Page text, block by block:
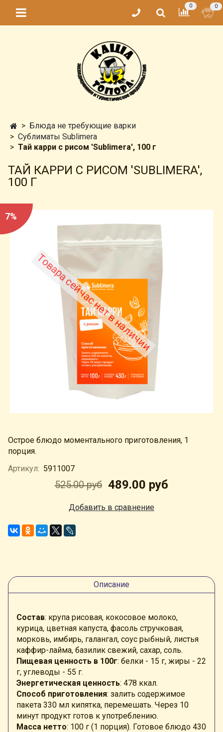
0 0
Блюда не требующие варки
Сублиматы Sublimera
Тай карри с рисом 'Sublimera', 100 г
ТАЙ КАРРИ С РИСОМ 'SUBLIMERA',
100 Г
7%
Товара сейчас нет в наличии
Острое блюдо моментального приготовления, 1
порция.
Артикул: 5911007
525.00 руб 489.00 руб
Добавить в сравнение
Описание
Состав: крупа рисовая, кокосовое молоко,
курица, цветная капуста, фасоль стручковая,
морковь, имбирь, галангал, соус рыбный, листья
каффир-лайма, базилик свежий, сахар, соль.
Пищевая ценность в 100г: белки - 15 г, жиры - 22
г, углеводы - 55 г.
Энергетическая ценность: 478 ккал.
Способ приготовления: залить содержимое
пакета 330 мл кипятка, перемешать. Через 10
минут продукт готов к употреблению.
Масса нетто: 100 г (1 порция). Готовое блюдо 430